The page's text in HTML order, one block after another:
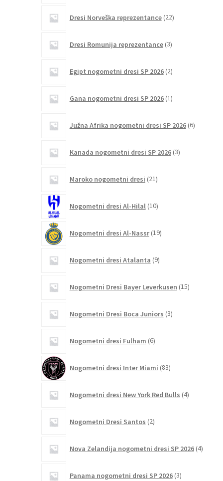
Dresi Norveška reprezentance 22izdelkov
Dresi Romunija reprezentance 3izdelki
Egipt nogometni dresi SP 2026 2izdelka
Gana nogometni dresi SP 2026 1izdelek
Južna Afrika nogometni dresi SP 2026 6izdelkov
Kanada nogometni dresi SP 2026 3izdelki
Maroko nogometni dresi 21izdelkov
Nogometni dresi Al-Hilal 10izdelkov
Nogometni dresi Al-Nassr 19izdelkov
Nogometni dresi Atalanta 9izdelkov
Nogometni Dresi Bayer Leverkusen 15izdelkov
Nogometni Dresi Boca Juniors 3izdelki
Nogometni dresi Fulham 6izdelkov
Nogometni dresi Inter Miami 83izdelkov
Nogometni dresi New York Red Bulls 4izdelki
Nogometni Dresi Santos 2izdelka
Nova Zelandija nogometni dresi SP 2026 4izdelki
Panama nogometni dresi SP 2026 3